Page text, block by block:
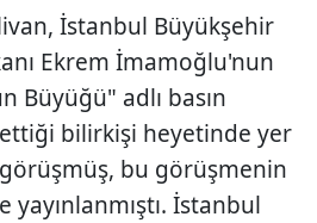
İstanbul Büyükşehir
Ekrem İmamoğlu'nun
Büyüğü" adlı basın
bilirkişi heyetinde yer
bu görüşmenin
yayınlanmıştı. İstanbul